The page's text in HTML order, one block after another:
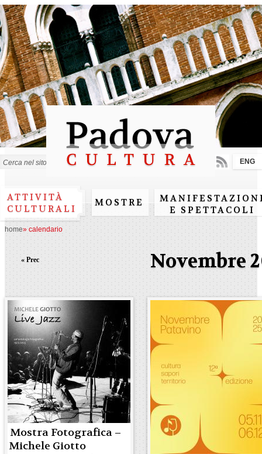
Salta al
contenuto
principale
ATTIVITÀ
CULTURALI
MOSTRE
E SPETTACOLI
ENG
home» calendario
Novembre
« Prec
Mostra Fotografica –
Michele Giotto